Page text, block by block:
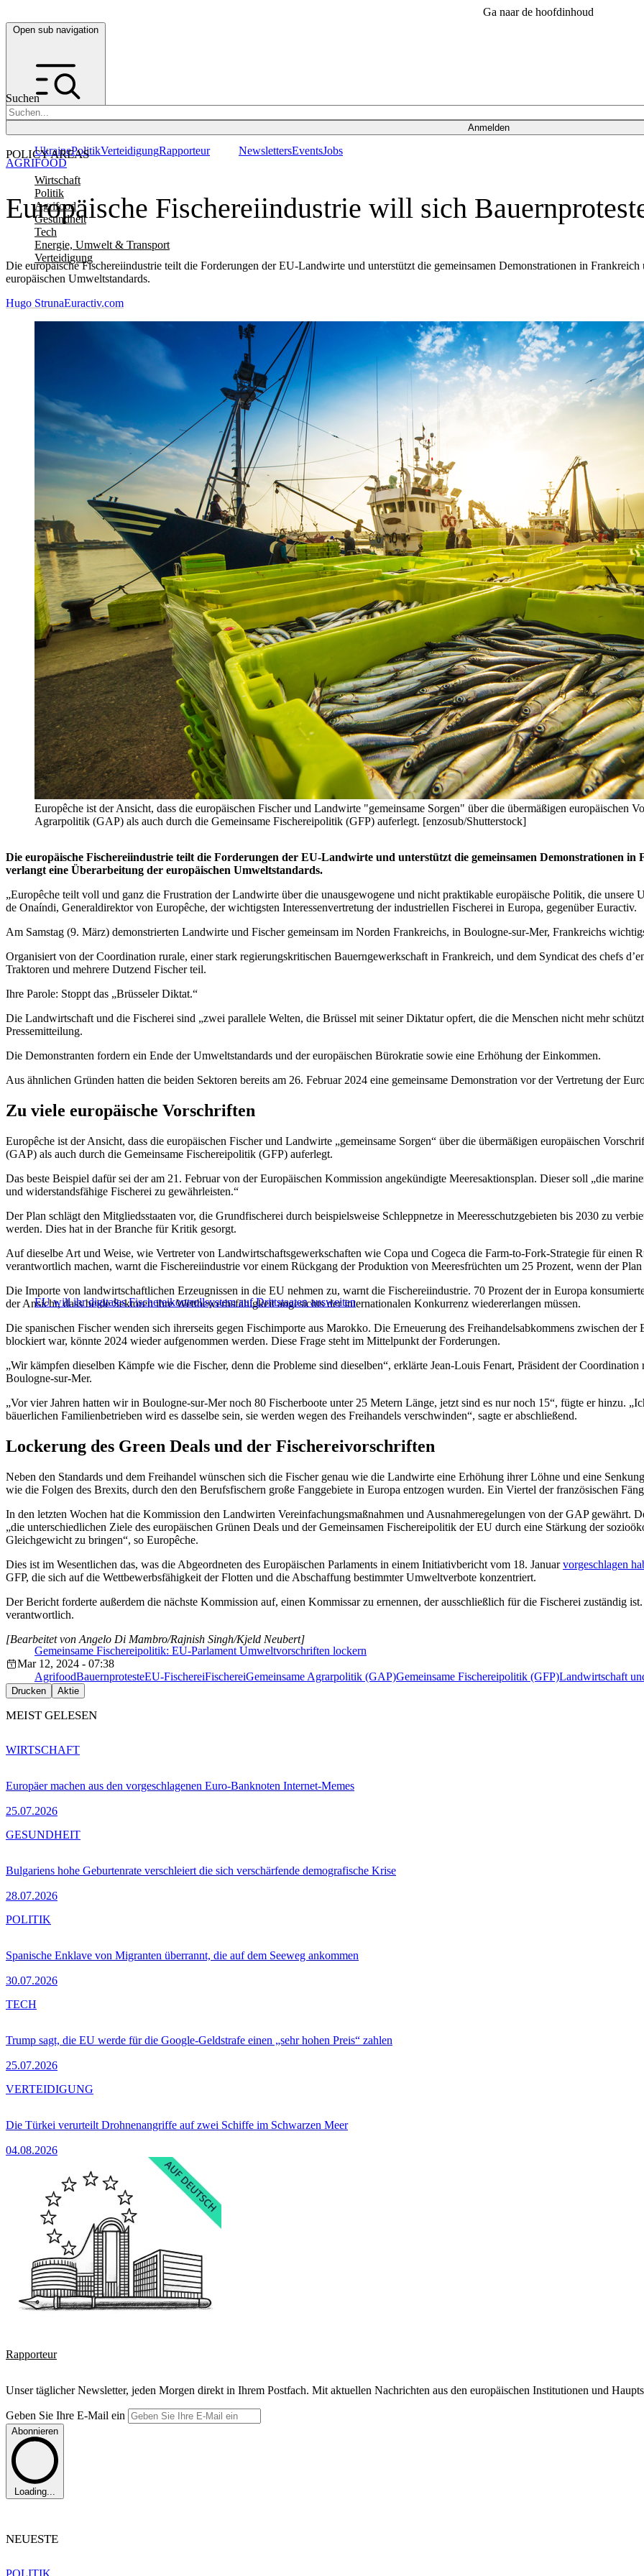
Ga naar de hoofdinhoud
Open sub navigation
Suchen
Anmelden
POLICY AREAS
Wirtschaft
Politik
Agrifood
Gesundheit
Tech
Energie, Umwelt & Transport
Verteidigung
UkrainePolitikVerteidigungRapporteur NewslettersEventsJobs
Europäische Fischereiindustrie will sich
Die europäische Fischereiindustrie teilt die Forderungen der EU-Landwirte und unterstützt die gemeinsamen Demonstrationen in
europäischen Umweltstandards.
AGRIFOOD
Hugo StrunaEuractiv.com
Europêche ist der Ansicht, dass die europäischen Fischer und Landwirte "gemeinsame Sorgen" über die übermäßigen europäischen
Agrarpolitik (GAP) als auch durch die Gemeinsame Fischereipolitik (GFP) auferlegt. [enzosub/Shutterstock]
Die europäische Fischereiindustrie teilt die Forderungen der EU-Landwirte und unterstützt die gemeinsamen Demonstrationen
verlangt eine Überarbeitung der europäischen Umweltstandards.
„Europêche teilt voll und ganz die Frustration der Landwirte über die unausgewogene und nicht praktikable europäische Politik, die unsere
de Onaíndi, Generaldirektor von Europêche, der wichtigsten Interessenvertretung der industriellen Fischerei in Europa, gegenüber Euractiv.
Am Samstag (9. März) demonstrierten Landwirte und Fischer gemeinsam im Norden Frankreichs, in Boulogne-sur-Mer, Frankreichs
Organisiert von der Coordination rurale, einer stark regierungskritischen Bauerngewerkschaft in Frankreich, und dem Syndicat des chefs
Traktoren und mehrere Dutzend Fischer teil.
Ihre Parole: Stoppt das „Brüsseler Diktat.“
Die Landwirtschaft und die Fischerei sind „zwei parallele Welten, die Brüssel mit seiner Diktatur opfert, die die Menschen nicht mehr
Pressemitteilung.
Die Demonstranten fordern ein Ende der Umweltstandards und der europäischen Bürokratie sowie eine Erhöhung der Einkommen.
Aus ähnlichen Gründen hatten die beiden Sektoren bereits am 26. Februar 2024 eine gemeinsame Demonstration vor der Vertretung der
Zu viele europäische Vorschriften
Europêche ist der Ansicht, dass die europäischen Fischer und Landwirte „gemeinsame Sorgen“ über die übermäßigen europäischen
(GAP) als auch durch die Gemeinsame Fischereipolitik (GFP) auferlegt.
Das beste Beispiel dafür sei der am 21. Februar von der Europäischen Kommission angekündigte Meeresaktionsplan. Dieser soll „die
und widerstandsfähige Fischerei zu gewährleisten.“
Der Plan schlägt den Mitgliedsstaaten vor, die Grundfischerei durch beispielsweise Schleppnetze in Meeresschutzgebieten bis 2030 zu
werden. Dies hat in der Branche für Kritik gesorgt.
Auf dieselbe Art und Weise, wie Vertreter von Landwirtschaftsgewerkschaften wie Copa und Cogeca die Farm-to-Fork-Strategie für einen
verantwortlich machen, warnt die Fischereiindustrie vor einem Rückgang der Produktion von Meeresfrüchten um 25 Prozent, wenn der
EU will ihr digitales Fischereikontrollsystem auf Drittstaaten ausweiten
Die Importe von landwirtschaftlichen Erzeugnissen in die EU nehmen zu, warnt die Fischereiindustrie. 70 Prozent der in Europa
der Ansicht, dass beide Sektoren ihre Wettbewerbsfähigkeit angesichts der internationalen Konkurrenz wiedererlangen müssen.
Die spanischen Fischer wenden sich ihrerseits gegen Fischimporte aus Marokko. Die Erneuerung des Freihandelsabkommens zwischen
blockiert war, könnte 2024 wieder aufgenommen werden. Diese Frage steht im Mittelpunkt der Forderungen.
„Wir kämpfen dieselben Kämpfe wie die Fischer, denn die Probleme sind dieselben“, erklärte Jean-Louis Fenart, Präsident der Coordination
Boulogne-sur-Mer.
„Vor vier Jahren hatten wir in Boulogne-sur-Mer noch 80 Fischerboote unter 25 Metern Länge, jetzt sind es nur noch 15“, fügte er hinzu.
bäuerlichen Familienbetrieben wird es dasselbe sein, sie werden wegen des Freihandels verschwinden“, sagte er abschließend.
Lockerung des Green Deals und der Fischereivorschriften
Neben den Standards und dem Freihandel wünschen sich die Fischer genau wie die Landwirte eine Erhöhung ihrer Löhne und eine
wie die Folgen des Brexits, durch den den Berufsfischern große Fanggebiete in Europa entzogen wurden. Ein Viertel der französischen
In den letzten Wochen hat die Kommission den Landwirten Vereinfachungsmaßnahmen und Ausnahmeregelungen von der GAP gewährt.
„die unterschiedlichen Ziele des europäischen Grünen Deals und der Gemeinsamen Fischereipolitik der EU durch eine Stärkung der
Gleichgewicht zu bringen“, so Europêche.
Dies ist im Wesentlichen das, was die Abgeordneten des Europäischen Parlaments in einem Initiativbericht vom 18. Januarvorgeschlagen
GFP, die sich auf die Wettbewerbsfähigkeit der Flotten und die Abschaffung bestimmter Umweltverbote konzentriert.
Der Bericht forderte außerdem die nächste Kommission auf, einen Kommissar zu ernennen, der ausschließlich für die Fischerei zuständig
verantwortlich.
Gemeinsame Fischereipolitik: EU-Parlament Umweltvorschriften lockern
[Bearbeitet von Angelo Di Mambro/Rajnish Singh/Kjeld Neubert]
Mar 12, 2024 - 07:38
AgrifoodBauernprotesteEU-FischereiFischereiGemeinsame Agrarpolitik (GAP)Gemeinsame Fischereipolitik (GFP)Landwirtschaft
Drucken Aktie
MEIST GELESEN
Europäer machen aus den vorgeschlagenen Euro-Banknoten Internet-Memes
25.07.2026
WIRTSCHAFT
Bulgariens hohe Geburtenrate verschleiert die sich verschärfende demografische Krise
28.07.2026
GESUNDHEIT
Spanische Enklave von Migranten überrannt, die auf dem Seeweg ankommen
30.07.2026
POLITIK
Trump sagt, die EU werde für die Google-Geldstrafe einen „sehr hohen Preis“ zahlen
25.07.2026
TECH
Die Türkei verurteilt Drohnenangriffe auf zwei Schiffe im Schwarzen Meer
04.08.2026
VERTEIDIGUNG
Rapporteur
Unser täglicher Newsletter, jeden Morgen direkt in Ihrem Postfach. Mit aktuellen Nachrichten aus den europäischen Institutionen und
Geben Sie Ihre E-Mail ein
Abonnieren
Loading...
NEUESTE
POLITIK